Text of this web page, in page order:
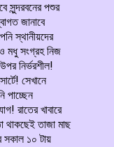
সুন্দরবনের পশুর
জানাবে
স্থানীয়দের
মধু সংগ্রহ নিজ
নির্ভরশীল!
সেখানে
পাচ্ছেন
রাতের খাবারে
তাজা মাছ
সকাল ১০ টায়